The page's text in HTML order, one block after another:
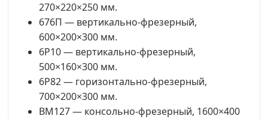
270×220×250 мм.
676П — вертикально-фрезерный,
600×200×300 мм.
6Р10 — вертикально-фрезерный,
500×160×300 мм.
6Р82 — горизонтально-фрезерный,
700×200×300 мм.
ВМ127 — консольно-фрезерный, 1600×400